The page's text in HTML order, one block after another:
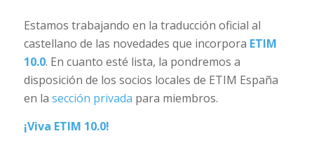
Estamos trabajando en la traducción oficial al
castellano de las novedades que incorpora ETIM
10.0. En cuanto esté lista, la pondremos a
disposición de los socios locales de ETIM España
en la sección privada para miembros.
¡Viva ETIM 10.0!